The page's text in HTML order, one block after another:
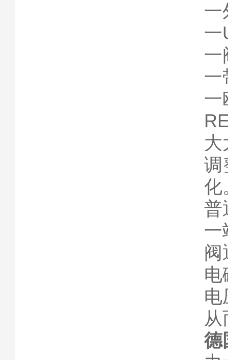
一
一
一
一
一
大
调
化
普
一
阀
电
电
德